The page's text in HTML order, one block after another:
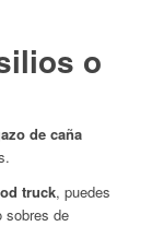
o
de caña
truck, puedes
sobres de